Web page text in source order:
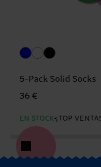
5-Pack Solid Socks
36 €
EN STOCK ¡TOP